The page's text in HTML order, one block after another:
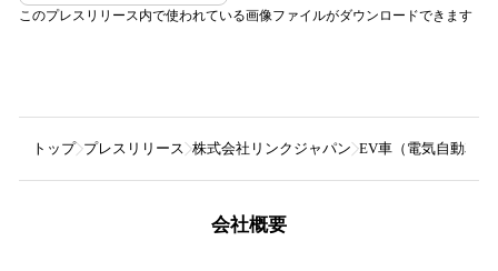
このプレスリリース内で使われている画像ファイルがダウンロードできます
トップ プレスリリース 株式会社リンクジャパン EV車（電気自動車
会社概要